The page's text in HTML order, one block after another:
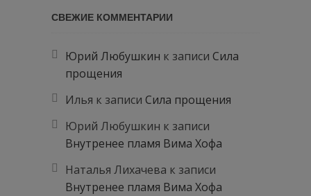
СВЕЖИЕ КОММЕНТАРИИ
Юрий Любушкин к записи Сила
прощения
Илья к записи Сила прощения
Юрий Любушкин к записи
Внутренее пламя Вима Хофа
Наталья Лихачева к записи
Внутренее пламя Вима Хофа